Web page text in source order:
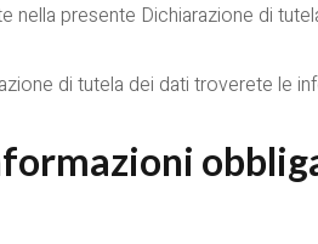
presente Dichiarazione di
di tutela dei dati troverete le